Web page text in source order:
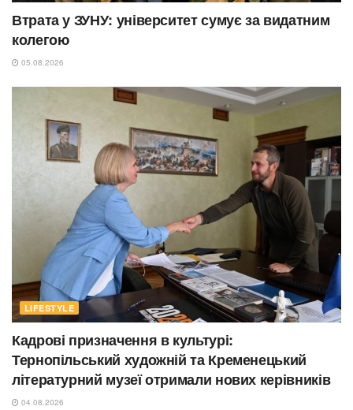
Втрата у ЗУНУ: університет сумує за видатним
колегою
05.08.2026
LIFESTYLE
Кадрові призначення в культурі:
Тернопільський художній та Кременецький
літературний музеї отримали нових керівників
04.08.2026